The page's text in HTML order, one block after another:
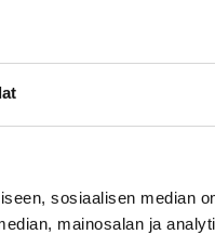
sosiaalisen median
mainosalan ja